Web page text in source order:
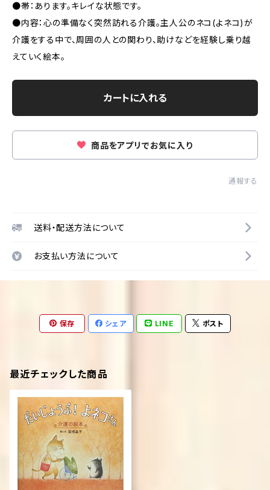
●帯：あります。キレイな状態です。
●内容：心の準備なく突然訪れる介護。主人公のネコ(よネコ)が
介護をする中で、周囲の人との関わり、助けなどを経験し乗り越
えていく絵本。
カートに入れる
商品をアプリでお気に入り
通報する
送料・配送方法について
お支払い方法について
保存 シェア LINE ポスト
最近チェックした商品